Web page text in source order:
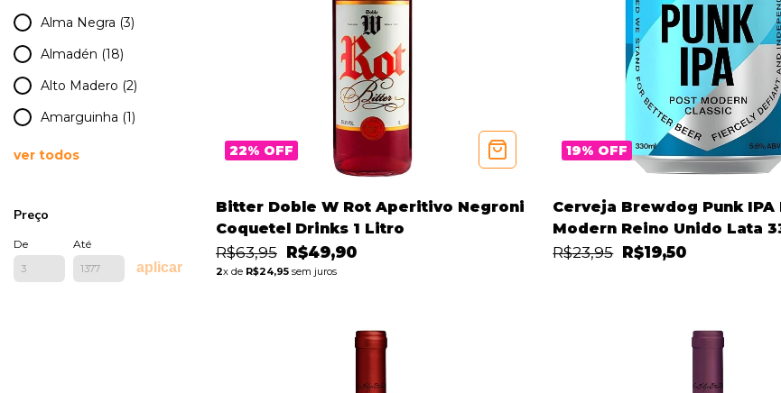
Alma Negra (3)
Almadén (18)
Alto Madero (2)
Amarguinha (1)
ver todos
Preço
De Até
aplicar
22% OFF
Bitter Doble W Rot Aperitivo Negroni
Coquetel Drinks 1 Litro
R$63,95 R$49,90
2x de R$24,95 sem juros
19% OFF
Cerveja Brewdog Punk IPA
Modern Reino Unido Lata
R$23,95 R$19,50